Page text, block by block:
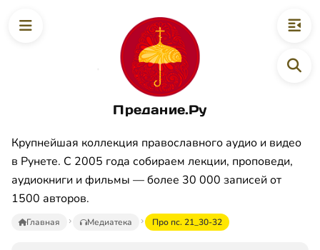
Предание.Ру
Крупнейшая коллекция православного аудио и видео
в Рунете. С 2005 года собираем лекции, проповеди,
аудиокниги и фильмы — более 30 000 записей от
1500 авторов.
Главная Медиатека Про пс. 21_30-32